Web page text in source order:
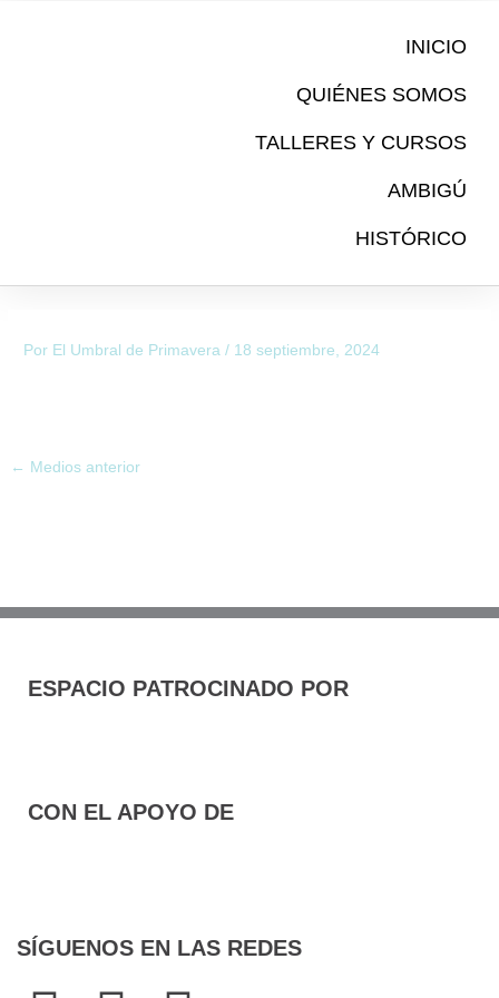
INICIO
QUIÉNES SOMOS
TALLERES Y CURSOS
AMBIGÚ
HISTÓRICO
Por El Umbral de Primavera/ 18 septiembre, 2024
← Medios anterior
ESPACIO PATROCINADO POR
CON EL APOYO DE
SÍGUENOS EN LAS REDES